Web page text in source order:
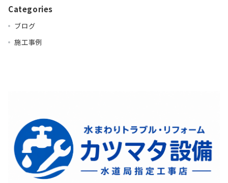
Categories
ブログ
施工事例